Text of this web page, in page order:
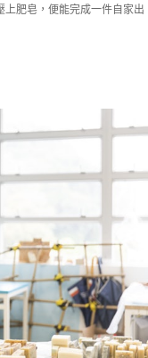
肥皂，便能完成一件自家出